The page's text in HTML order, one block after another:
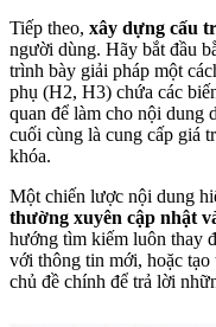
Tiếp theo, xây dựng cấu
người dùng. Hãy bắt đầu
trình bày giải pháp một
phụ (H2, H3) chứa các
quan để làm cho nội dung
cuối cùng là cung cấp giá
khóa.
Một chiến lược nội dung
thường xuyên cập nhật
hướng tìm kiếm luôn thay
với thông tin mới, hoặc
chủ đề chính để trả lời